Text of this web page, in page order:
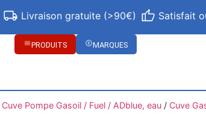
Livraison gratuite (>90€) Satisfait
PRODUITS MARQUES
Cuve Pompe Gasoil / Fuel / ADblue, eau/ Cuve